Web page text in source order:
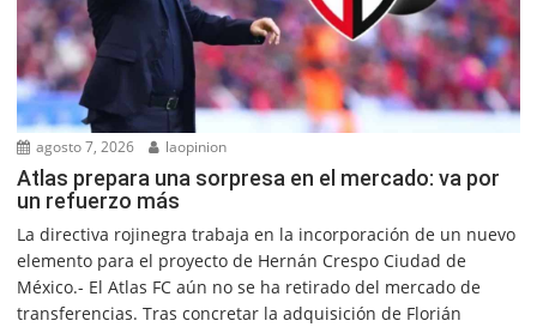
agosto 7, 2026 laopinion
Atlas prepara una sorpresa en el mercado: va por
un refuerzo más
La directiva rojinegra trabaja en la incorporación de un nuevo
elemento para el proyecto de Hernán Crespo Ciudad de
México.- El Atlas FC aún no se ha retirado del mercado de
transferencias. Tras concretar la adquisición de Florián